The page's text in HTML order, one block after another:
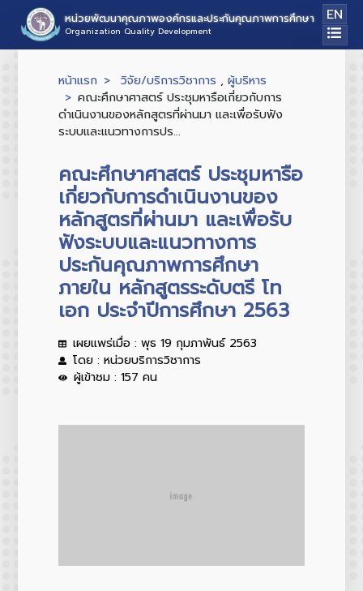
หน่วยพัฒนาคุณภาพองค์กรและประกันคุณภาพการศึกษา
Organization Quality Development
EN
หน้าแรก วิจัย/บริการวิชาการ , ผู้บริหาร
คณะศึกษาศาสตร์ ประชุมหารือเกี่ยวกับการ
ดำเนินงานของหลักสูตรที่ผ่านมา และเพื่อรับฟัง
ระบบและแนวทางการปร...
คณะศึกษาศาสตร์ ประชุมหารือ
เกี่ยวกับการดำเนินงานของ
หลักสูตรที่ผ่านมา และเพื่อรับ
ฟังระบบและแนวทางการ
ประกันคุณภาพการศึกษา
ภายใน หลักสูตรระดับตรี โท
เอก ประจำปีการศึกษา 2563
เผยแพร่เมื่อ : พุธ 19 กุมภาพันธ์ 2563
โดย : หน่วยบริการวิชาการ
ผู้เข้าชม : 157 คน